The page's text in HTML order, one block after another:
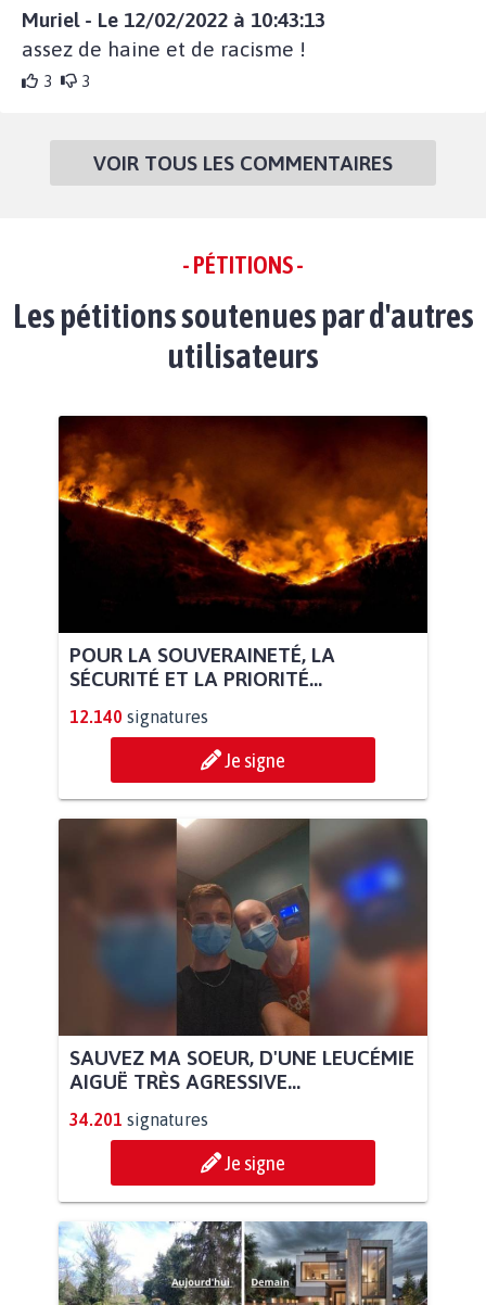
Muriel - Le 12/02/2022 à 10:43:13
assez de haine et de racisme !
3 3
VOIR TOUS LES COMMENTAIRES
- PÉTITIONS -
Les pétitions soutenues par d'autres
utilisateurs
POUR LA SOUVERAINETÉ, LA
SÉCURITÉ ET LA PRIORITÉ...
12.140 signatures
Je signe
SAUVEZ MA SOEUR, D'UNE LEUCÉMIE
AIGUË TRÈS AGRESSIVE...
34.201 signatures
Je signe